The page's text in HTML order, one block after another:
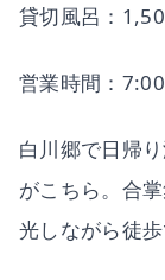
貸切風呂：
営業時間：
白川郷で日帰
がこちら。合
光しながら徒